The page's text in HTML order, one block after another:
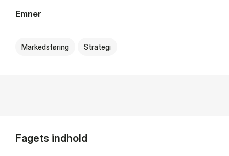
Emner
Markedsføring Strategi
Fagets indhold